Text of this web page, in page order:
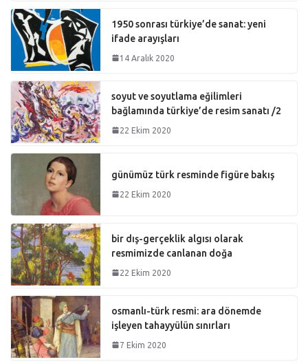
1950 sonrası türkiye’de sanat: yeni
ifade arayışları
14 Aralık 2020
soyut ve soyutlama eğilimleri
bağlamında türkiye’de resim sanatı /2
22 Ekim 2020
günümüz türk resminde figüre bakış
22 Ekim 2020
bir dış-gerçeklik algısı olarak
resmimizde canlanan doğa
22 Ekim 2020
osmanlı-türk resmi: ara dönemde
işleyen tahayyülün sınırları
7 Ekim 2020